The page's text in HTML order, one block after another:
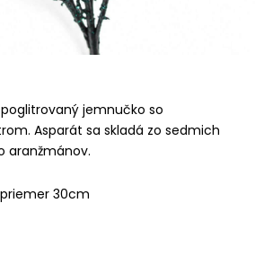
jemnučko so
Asparát sa skladá zo sedmich
aranžmánov.
30cm